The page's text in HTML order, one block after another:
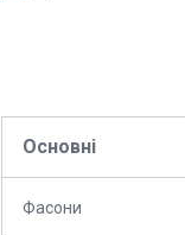
Основні
Фасони